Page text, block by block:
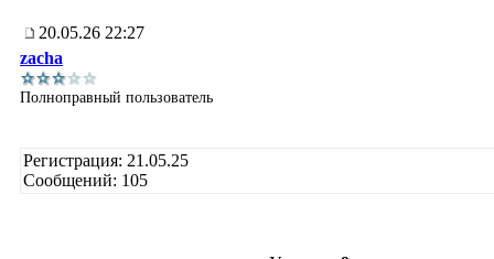
20.05.26 22:27
zacha
Полноправный пользователь
Регистрация: 21.05.25
Сообщений: 105